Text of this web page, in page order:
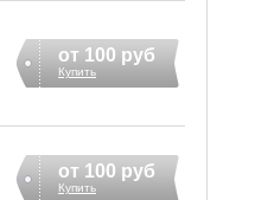
от 100 руб
Купить
от 100 руб
Купить